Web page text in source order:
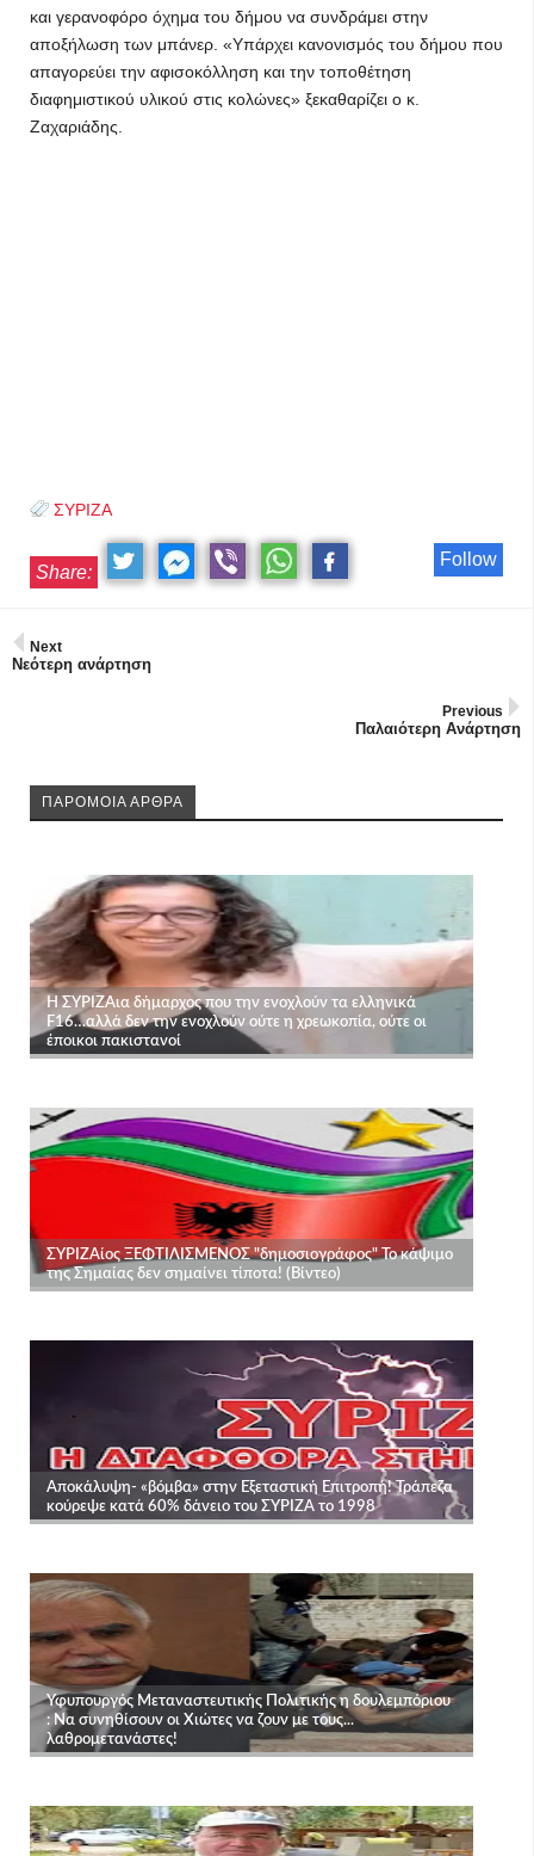
και γερανοφόρο όχημα του δήμου να συνδράμει στην
αποξήλωση των μπάνερ. «Υπάρχει κανονισμός του δήμου που
απαγορεύει την αφισοκόλληση και την τοποθέτηση
διαφημιστικού υλικού στις κολώνες» ξεκαθαρίζει ο κ.
Ζαχαριάδης.
ΣΥΡΙΖΑ
Follow
Share:
Next
Νεότερη ανάρτηση
Previous
Παλαιότερη Ανάρτηση
ΠΑΡΟΜΟΙΑ ΑΡΘΡΑ